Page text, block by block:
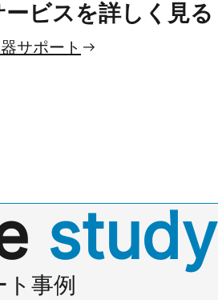
ービスを詳しく見る
サポート
study
事例